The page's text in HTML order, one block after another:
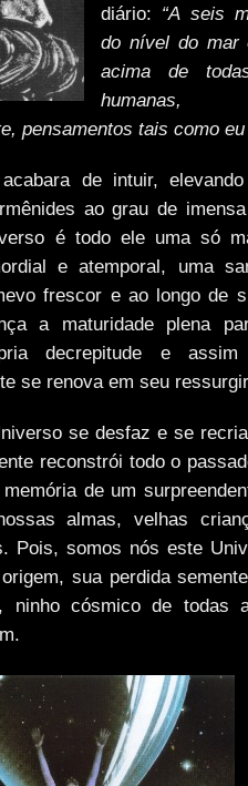
diário: “A seis
do nível do mar
acima de
humanas,
pensamentos tais como eu
de intuir,
ao grau de
é todo ele uma só
e atemporal, uma
frescor e ao longo de
a maturidade plena
decrepitude e assim
se renova em seu
se desfaz e se
reconstrói todo o
de um
almas, velhas
Pois, somos nós este
sua perdida
, ninho cósmico de todas